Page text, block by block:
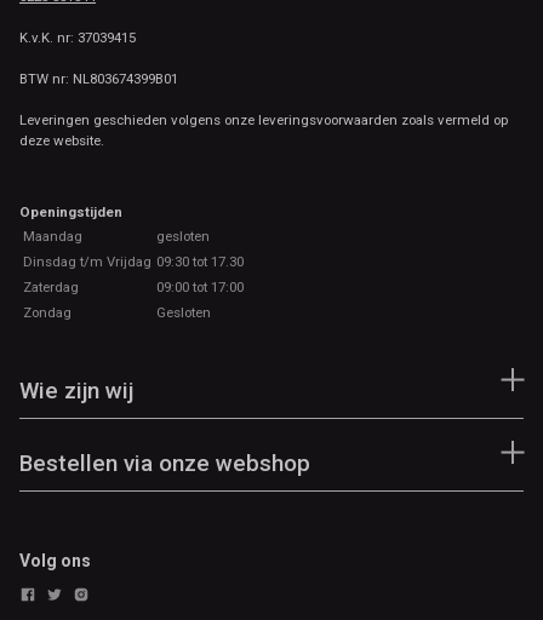
K.v.K. nr: 37039415
BTW nr: NL803674399B01
Leveringen geschieden volgens onze leveringsvoorwaarden zoals vermeld op
deze website.
Openingstijden
Maandag
gesloten
Dinsdag t/m Vrijdag 09:30 tot 17.30
Zaterdag
09:00 tot 17:00
Zondag
Gesloten
Wie zijn wij
Bestellen via onze webshop
Volg ons